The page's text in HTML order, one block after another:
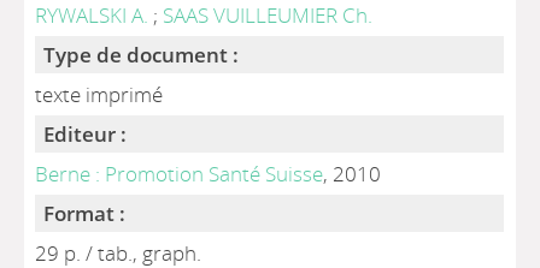
RYWALSKI A. ; SAAS VUILLEUMIER Ch.
Type de document :
texte imprimé
Editeur :
Berne : Promotion Santé Suisse, 2010
Format :
29 p. / tab., graph.